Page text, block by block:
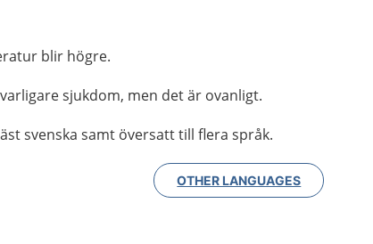
blir högre.
sjukdom, men det är ovanligt.
svenska samt översatt till flera språk.
OTHER LANGUAGES